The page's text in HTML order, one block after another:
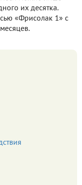
их десятка.
«Фрисолак 1» с